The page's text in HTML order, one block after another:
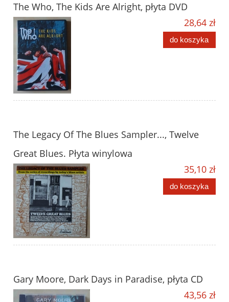
The Who, The Kids Are Alright, płyta DVD
28,64 zł
do koszyka
The Legacy Of The Blues Sampler..., Twelve
Great Blues. Płyta winylowa
35,10 zł
do koszyka
Gary Moore, Dark Days in Paradise, płyta CD
43,56 zł